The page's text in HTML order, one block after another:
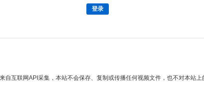
登录
自互联网API采集，本站不会保存、复制或传播任何视频文件，也不对本站